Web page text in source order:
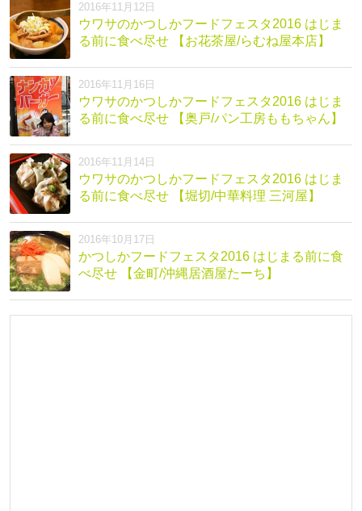
2016年11月12日
ウワサのかつしかフードフェスタ2016 はじま
る前に食べ尽せ 【お花茶屋/らむね屋本店】
2016年11月16日
ウワサのかつしかフードフェスタ2016 はじま
る前に食べ尽せ 【奥戸/パン工房ももちゃん】
2016年11月14日
ウワサのかつしかフードフェスタ2016 はじま
る前に食べ尽せ 【堀切/中華料理 三河屋】
2016年10月17日
かつしかフードフェスタ2016 はじまる前に食
べ尽せ 【金町/沖縄居酒屋たーち】